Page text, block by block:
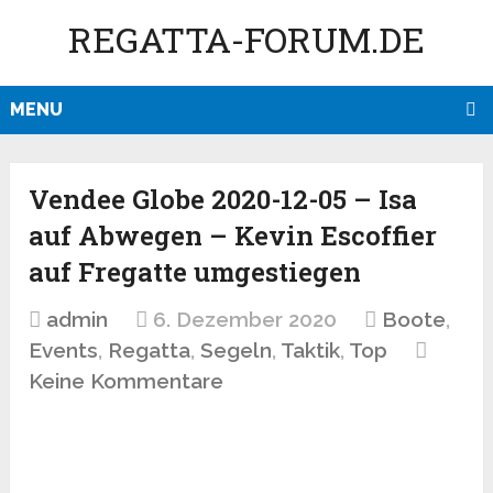
REGATTA-FORUM.DE
MENU
Vendee Globe 2020-12-05 – Isa
auf Abwegen – Kevin Escoffier
auf Fregatte umgestiegen
admin 6. Dezember 2020 Boote,
Events, Regatta,Segeln, Taktik, Top
Keine Kommentare